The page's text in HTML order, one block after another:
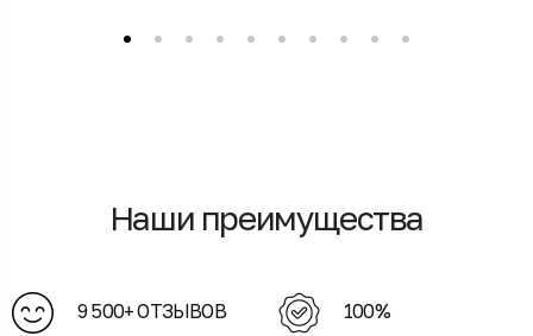
Наши преимущества
9 500+ ОТЗЫВОВ
100%